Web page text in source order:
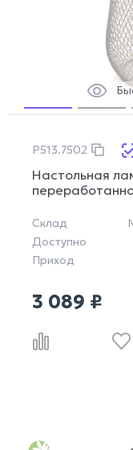
P513.7502
Настольная
Склад
Доступно
Приход
3 089 ₽